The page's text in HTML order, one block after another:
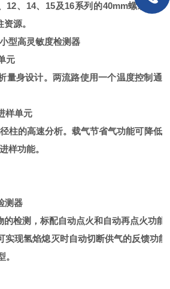
12、14、15及16系列的40mm螺纹玻
源。
型高灵敏度检测器
元
量身设计。两流路使用一个温度控制通
样单元
柱的高速分析。载气节省气功能可降低
样功能。
测器
的检测，标配自动点火和自动再点火功能
实现氢焰熄灭时自动切断供气的反馈功